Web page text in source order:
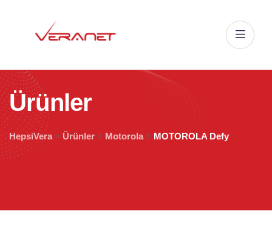
Ürünler
HepsiVera > Ürünler > Motorola > MOTOROLA Defy